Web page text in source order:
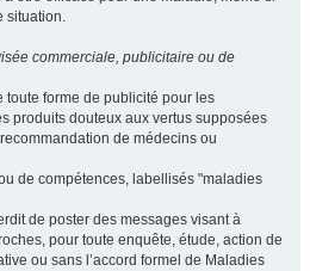
situation.
commerciale, publicitaire ou de
toute forme de publicité pour les
produits douteux aux vertus supposées
de médecins ou
de compétences, labellisés "maladies
de poster des messages visant à
pour toute enquête, étude, action de
ou sans l’accord formel de Maladies